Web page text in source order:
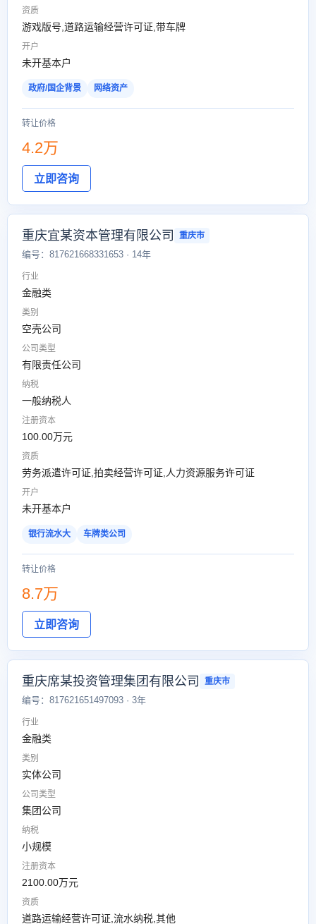
资质
游戏版号,道路运输经营许可证,带车牌
开户
未开基本户
政府/国企背景 网络资产
转让价格
4.2万
立即咨询
重庆宜某资本管理有限公司 重庆市
编号：817621668331653 · 14年
行业
金融类
类别
空壳公司
公司类型
有限责任公司
纳税
一般纳税人
注册资本
100.00万元
资质
劳务派遣许可证,拍卖经营许可证,人力资源服务许可证
开户
未开基本户
银行流水大 车牌类公司
转让价格
8.7万
立即咨询
重庆席某投资管理集团有限公司 重庆市
编号：817621651497093 · 3年
行业
金融类
类别
实体公司
公司类型
集团公司
纳税
小规模
注册资本
2100.00万元
资质
道路运输经营许可证,流水纳税,其他